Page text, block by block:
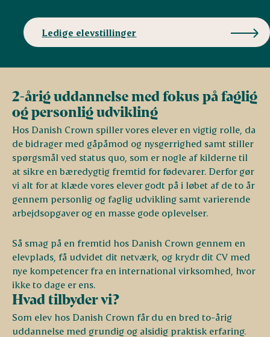
Ledige elevstillinger
2-årig uddannelse med fokus på faglig
og personlig udvikling
Hos Danish Crown spiller vores elever en vigtig rolle, da
de bidrager med gåpåmod og nysgerrighed samt stiller
spørgsmål ved status quo, som er nogle af kilderne til
at sikre en bæredygtig fremtid for fødevarer. Derfor gør
vi alt for at klæde vores elever godt på i løbet af de to år
gennem personlig og faglig udvikling samt varierende
arbejdsopgaver og en masse gode oplevelser.
Så smag på en fremtid hos Danish Crown gennem en
elevplads, få udvidet dit netværk, og krydr dit CV med
nye kompetencer fra en international virksomhed, hvor
ikke to dage er ens.
Hvad tilbyder vi?
Som elev hos Danish Crown får du en bred to-årig
uddannelse med grundig og alsidig praktisk erfaring.